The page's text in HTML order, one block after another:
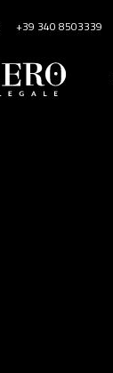
+39 340 8503339